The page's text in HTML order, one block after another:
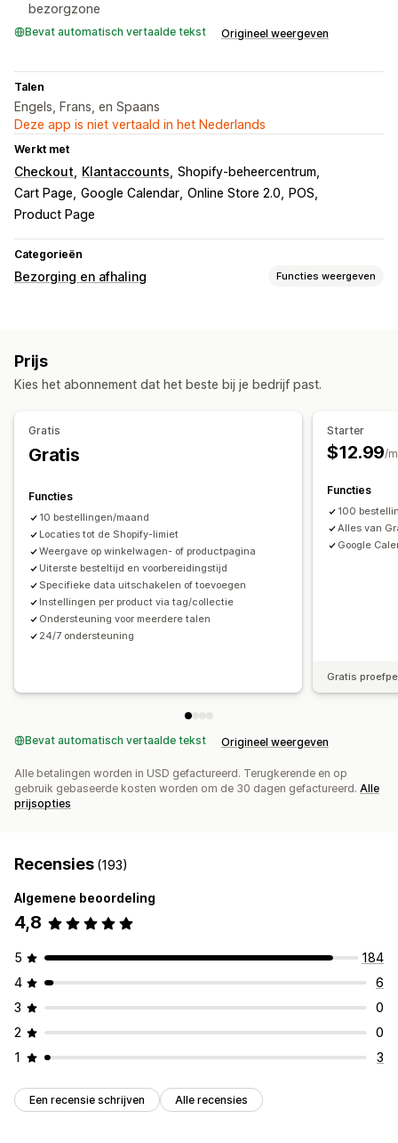
bezorgzone
Bevat automatisch vertaalde tekst Origineel weergeven
Talen
Engels, Frans, en Spaans
Deze app is niet vertaald in het Nederlands
Werkt met
Checkout Klantaccounts Shopify-beheercentrum
Cart Page Google Calendar Online Store 2.0
POS
Product Page
Categorieën
Bezorging en afhaling Functies weergeven
Dynamische tarieven
Meerdere locaties Voorbereidingstijden
Limieten voor bestellingen
Prijs
Kies het abonnement dat het beste bij je bedrijf past.
Gratis
Gratis
Functies
10 bestellingen/maand
Locaties tot de Shopify-limiet
Weergave op winkelwagen- of productpagina
Uiterste besteltijd en voorbereidingstijd
Specifieke data uitschakelen of toevoegen
Instellingen per product via tag/collectie
Ondersteuning voor meerdere talen
24/7 ondersteuning
Starter
$12.99/
Functies
100
Alles van
Google
Gratis
Bevat automatisch vertaalde tekst Origineel weergeven
Alle betalingen worden in USD gefactureerd. Terugkerende en op
gebruik gebaseerde kosten worden om de 30 dagen gefactureerd. Alle
prijsopties
Recensies (193)
Algemene beoordeling
4,8
5
184
4
6
3
0
2
0
1
3
Een recensie schrijven Alle recensies